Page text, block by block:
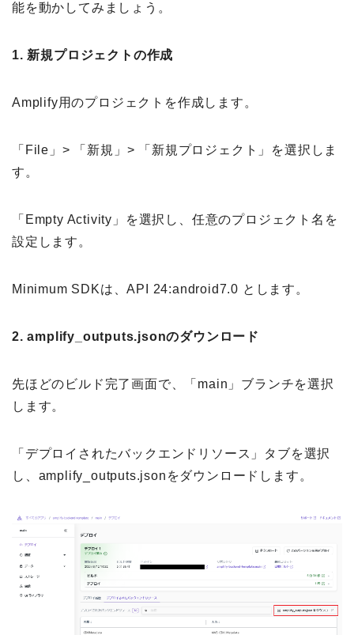
能を動かしてみましょう。
1. 新規プロジェクトの作成
Amplify用のプロジェクトを作成します。
「File」> 「新規」> 「新規プロジェクト」を選択しま
す。
「Empty Activity」を選択し、任意のプロジェクト名を
設定します。
Minimum SDKは、API 24:android7.0 とします。
2. amplify_outputs.jsonのダウンロード
先ほどのビルド完了画面で、「main」ブランチを選択
します。
「デプロイされたバックエンドリソース」タブを選択
し、amplify_outputs.jsonをダウンロードします。